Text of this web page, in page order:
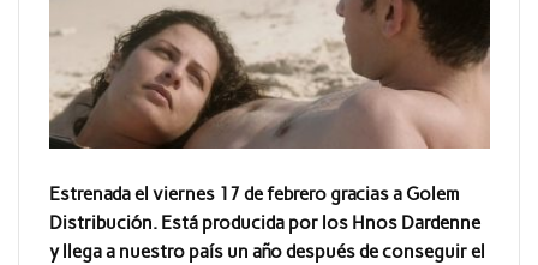
Estrenada el viernes 17 de febrero gracias a Golem
Distribución. Está producida por los Hnos Dardenne
y llega a nuestro país un año después de conseguir el